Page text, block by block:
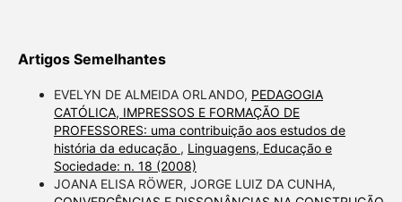
Artigos Semelhantes
EVELYN DE ALMEIDA ORLANDO, PEDAGOGIA
CATÓLICA, IMPRESSOS E FORMAÇÃO DE
PROFESSORES: uma contribuição aos estudos de
história da educação , Linguagens, Educação e
Sociedade: n. 18 (2008)
JOANA ELISA RÖWER, JORGE LUIZ DA CUNHA,